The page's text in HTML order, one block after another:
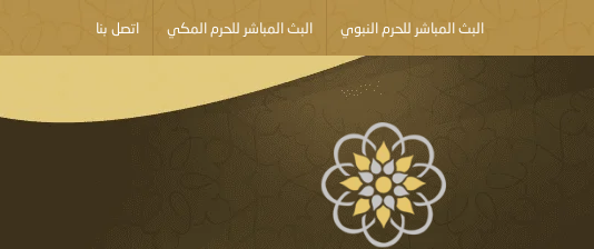
البث المباشر للحرم النبوي البث المباشر للحرم المكي اتصل بنا